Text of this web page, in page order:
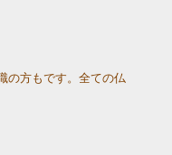
の方もです。全ての仏